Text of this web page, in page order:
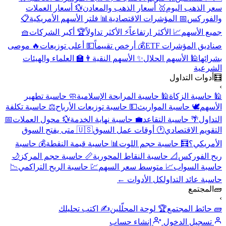
سعر الذهب اليوم🥇 أسعار الذهب والمعادن💱 أسعار العملات
والفوركس📅 المؤشرات الاقتصادية 📊 فلتر الأسهم الأمريكية📋
جميع الأسهم📈 الأكثر ارتفاعاً⚡ الأكثر تداولاً🏆 أكبر الشركات🧺
صناديق المؤشرات ETF
💰 أرخص تقييماً💵 أعلى توزيعات 🔥 موصى
بشرائها🕌 الأسهم الحلال✨ الأسهم النقية 👨‍🏫 العلماء والهيئات
الشرعية
🧮 أدوات التداول
›
🕌 حاسبة الزكاة🕌 حاسبة المرابحة الإسلامية🧼 حاسبة تطهير
الأسهم🕊️ حاسبة المواريث💵 حاسبة توزيعات الأرباح⚖️ حاسبة تكلفة
التداول🌴 حاسبة التقاعد💼 حاسبة نهاية الخدمة💱 محول العملات📅
التقويم الاقتصادي🕐 أوقات عمل السوق
🇺🇸 متى يفتح السوق
الأمريكي؟🧮 حاسبة حجم اللوت 📊 حاسبة قيمة النقطة💰 حاسبة
ربح الفوركس 📐 حاسبة النقاط المحورية📏 حاسبة حجم المركز 🌙
حاسبة السواب📈 متوسط سعر السهم💹 حاسبة الربح التراكمي📉
حاسبة عائد التداولكل الأدوات ←
🧱 المجتمع
›
🧱 حائط المجتمع🏆 لوحة المحلّلين✍️ اكتب تحليلك
تسجيل الدخول
إنشاء حساب